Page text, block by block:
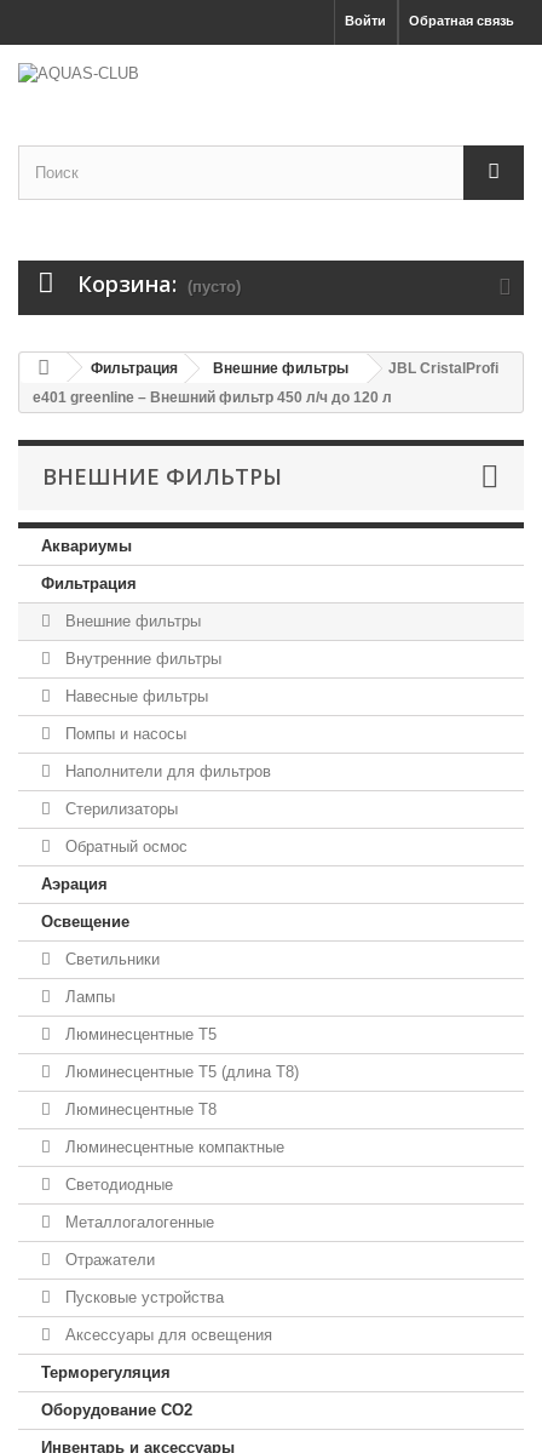
Обратная связь
Войти
Корзина: (пусто)
Фильтрация Внешние фильтры
JBL CristalProfi
e401 greenline – Внешний фильтр 450 л/ч до 120 л
ВНЕШНИЕ ФИЛЬТРЫ
Аквариумы
Фильтрация
Внешние фильтры
Внутренние фильтры
Навесные фильтры
Помпы и насосы
Наполнители для фильтров
Стерилизаторы
Обратный осмос
Аэрация
Освещение
Светильники
Лампы
Люминесцентные T5
Люминесцентные T5 (длина T8)
Люминесцентные T8
Люминесцентные компактные
Светодиодные
Металлогалогенные
Отражатели
Пусковые устройства
Аксессуары для освещения
Терморегуляция
Оборудование CO2
Инвентарь и аксессуары